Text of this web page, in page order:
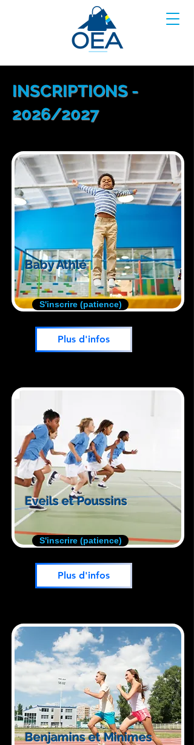
INSCRIPTIONS -
2026/2027
Baby Athlé
S'inscrire (patience)
Plus d'infos
Eveils et Poussins
S'inscrire (patience)
Plus d'infos
Benjamins et Minimes